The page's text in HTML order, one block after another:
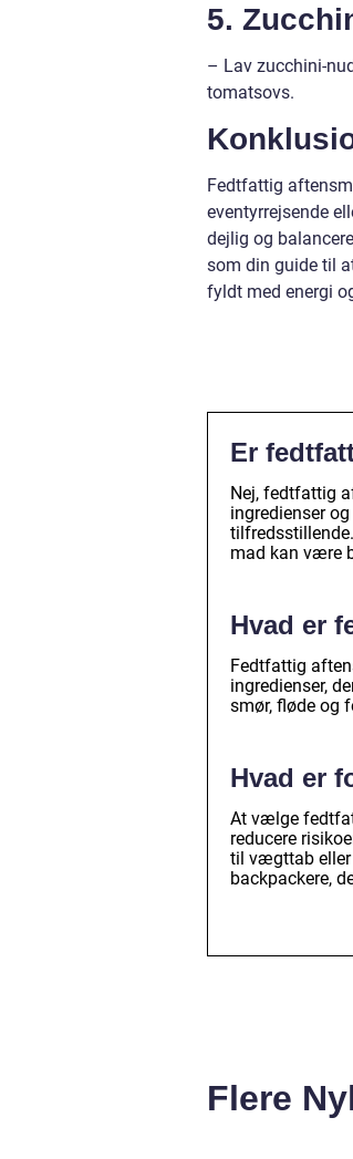
5.
– Lav zucchini-
tomatsovs.
Fedtfattig
eventyrrejsende
dejlig og
som din guide til
fyldt med energi
Er
Nej, fedtfattig
ingredienser
mad kan være
Hvad er
Fedtfattig
ingredienser,
smør, fløde og
Hvad er
At vælge
reducere
til vægttab eller
backpackere,
Flere